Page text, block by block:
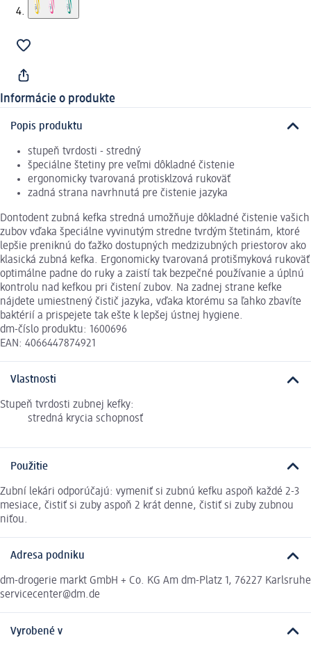
Informácie o produkte
Popis produktu
stupeň tvrdosti - stredný
špeciálne štetiny pre veľmi dôkladné čistenie
ergonomicky tvarovaná protisklzová rukoväť
zadná strana navrhnutá pre čistenie jazyka
Dontodent zubná kefka stredná umožňuje dôkladné čistenie vašich
zubov vďaka špeciálne vyvinutým stredne tvrdým štetinám, ktoré
lepšie preniknú do ťažko dostupných medzizubných priestorov ako
klasická zubná kefka. Ergonomicky tvarovaná protišmyková rukoväť
optimálne padne do ruky a zaistí tak bezpečné používanie a úplnú
kontrolu nad kefkou pri čistení zubov. Na zadnej strane kefke
nájdete umiestnený čistič jazyka, vďaka ktorému sa ľahko zbavíte
baktérií a prispejete tak ešte k lepšej ústnej hygiene.
dm-číslo produktu: 1600696
EAN: 4066447874921
Vlastnosti
Stupeň tvrdosti zubnej kefky:
stredná krycia schopnosť
Použitie
Zubní lekári odporúčajú: vymeniť si zubnú kefku aspoň každé 2-3
mesiace, čistiť si zuby aspoň 2 krát denne, čistiť si zuby zubnou
niťou.
Adresa podniku
dm-drogerie markt GmbH + Co. KG Am dm-Platz 1, 76227 Karlsruhe
servicecenter@dm.de
Vyrobené v